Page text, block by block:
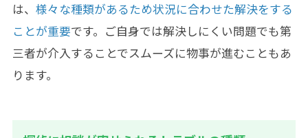
は、 様々な種類があるため状況に合わせた解決をする
ことが重要です。ご自身では解決しにくい問題でも第
三者が介入することでスムーズに物事が進むこともあ
ります。